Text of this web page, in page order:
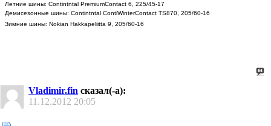
Летние шины: Contintntal PremiumContact 6, 225/45-17
Демисезонные шины: Contintntal ContiWinterContact TS870, 205/60-16
Зимние шины: Nokian Hakkapeliitta 9, 205/60-16
Vladimir.fin сказал(-а):
11.12.2012 20:05